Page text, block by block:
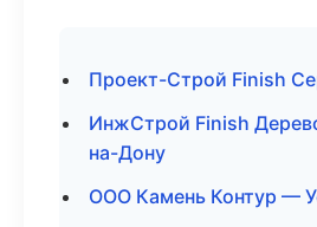
Проект-Строй Finish
ИнжСтрой Finish
на-Дону
ООО Камень Контур —